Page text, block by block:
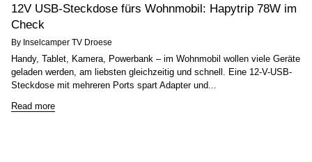
12V USB-Steckdose fürs Wohnmobil: Hapytrip 78W im
Check
By Inselcamper TV Droese
Handy, Tablet, Kamera, Powerbank – im Wohnmobil wollen viele Geräte
geladen werden, am liebsten gleichzeitig und schnell. Eine 12-V-USB-
Steckdose mit mehreren Ports spart Adapter und...
Read more